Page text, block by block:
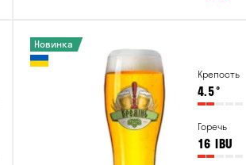
Крепость
4.5°
Горечь
16 IBU
Новинка